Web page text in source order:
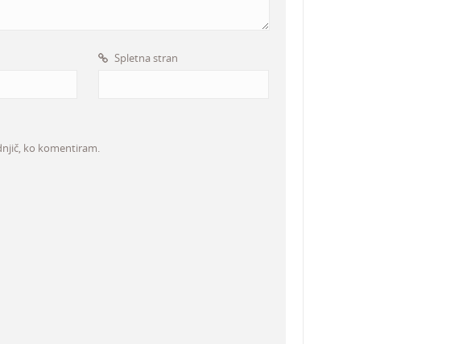
Spletna stran
ko komentiram.